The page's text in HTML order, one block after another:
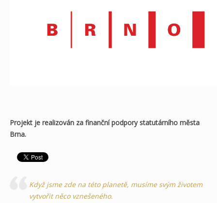
Projekt je realizován za finanční podpory statutárního města
Brna.
Když jsme zde na této planetě, musíme svým životem
vytvořit něco vznešeného.